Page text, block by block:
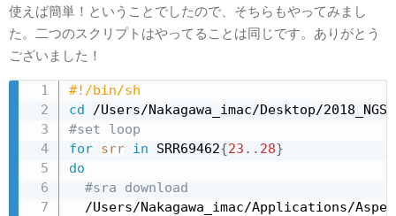
使えば簡単！ということでしたので、そちらもやってみまし
た。二つのスクリプトはやってることは同じです。ありがとう
ございました！
#!/bin/sh
cd
#set loop
for srr in SRR69462{23 .. 28}
do
#sra download
/Users/Nakagawa_imac/Applications/